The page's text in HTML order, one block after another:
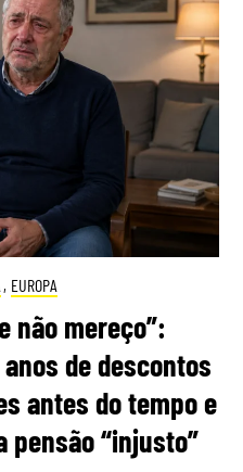
, EUROPA
não mereço”:
de descontos
antes do tempo e
pensão “injusto”